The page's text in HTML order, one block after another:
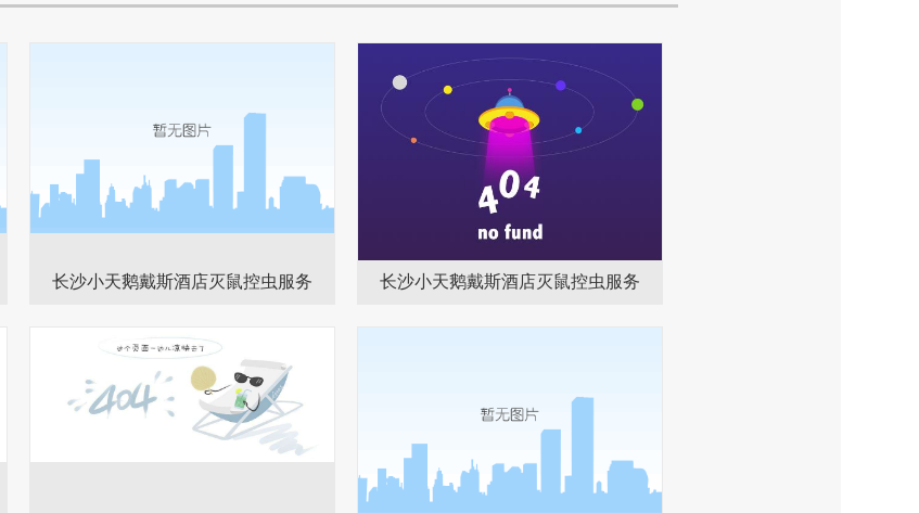
长沙小天鹅戴斯酒店灭鼠控虫服务 长沙小天鹅戴斯酒店灭鼠控虫服务